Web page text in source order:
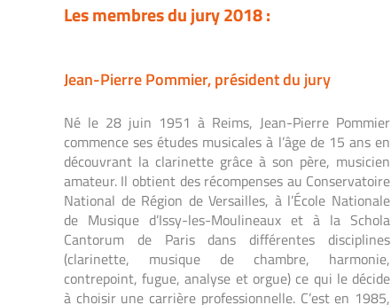
Les membres du jury 2018 :
Jean-Pierre Pommier, président du jury
Né le 28 juin 1951 à Reims, Jean-Pierre Pommier
commence ses études musicales à l’âge de 15 ans en
découvrant la clarinette grâce à son père, musicien
amateur. Il obtient des récompenses au Conservatoire
National de Région de Versailles, à l’École Nationale
de Musique d’Issy-les-Moulineaux et à la Schola
Cantorum de Paris dans différentes disciplines
(clarinette, musique de chambre, harmonie,
contrepoint, fugue, analyse et orgue) ce qui le décide
à choisir une carrière professionnelle. C’est en 1985,